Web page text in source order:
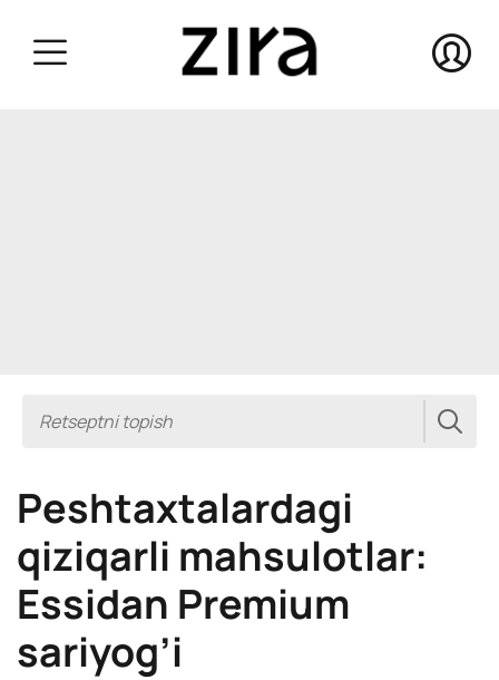
Peshtaxtalardagi
qiziqarli mahsulotlar:
Essidan Premium
sariyog’i